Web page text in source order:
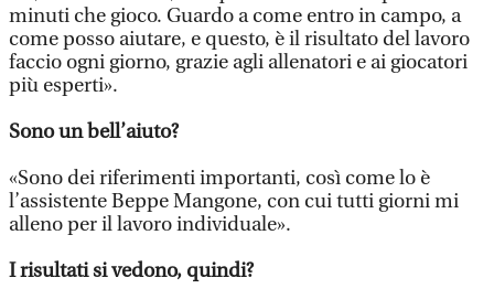
minuti che gioco. Guardo a come entro in campo, a
come posso aiutare, e questo, è il risultato del lavoro
faccio ogni giorno, grazie agli allenatori e ai giocatori
più esperti».
Sono un bell’aiuto?
«Sono dei riferimenti importanti, così come lo è
l’assistente Beppe Mangone, con cui tutti giorni mi
alleno per il lavoro individuale».
I risultati si vedono, quindi?